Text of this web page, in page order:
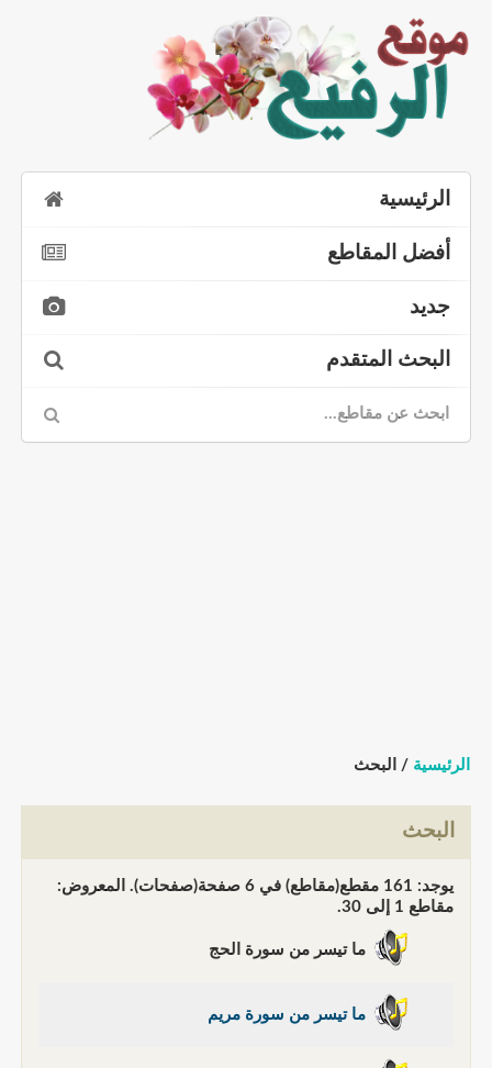
الرئيسية
أفضل المقاطع
جديد
البحث المتقدم
الرئيسية / البحث
البحث
يوجد: 161 مقطع(مقاطع) في 6 صفحة(صفحات). المعروض:
مقاطع 1 إلى 30.
ما تيسر من سورة الحج
ما تيسر من سورة مريم